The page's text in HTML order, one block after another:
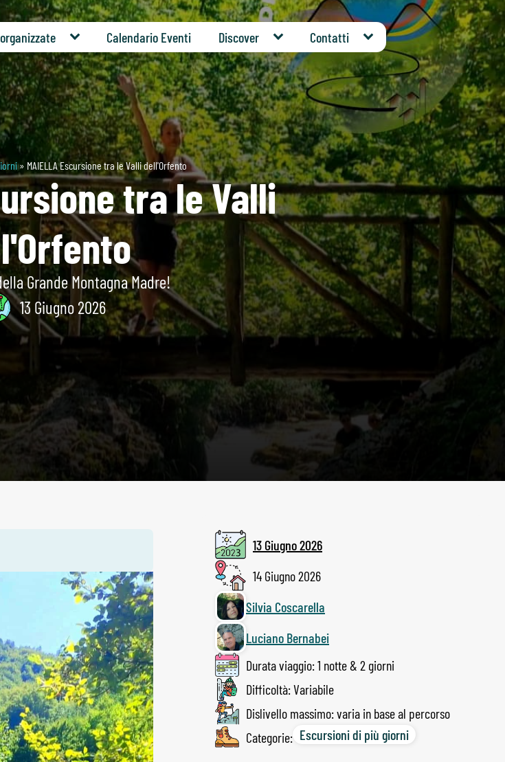
Calendario Eventi Discover Contatti
» MAIELLA Escursione tra le Valli dell'Orfento
tra le Valli
Grande Montagna Madre!
13 Giugno 2026
13 Giugno 2026
14 Giugno 2026
Silvia Coscarella
Luciano Bernabei
Durata viaggio: 1 notte & 2 giorni
Difficoltà: Variabile
Dislivello massimo: varia in base al percorso
Categorie: Escursioni di più giorni